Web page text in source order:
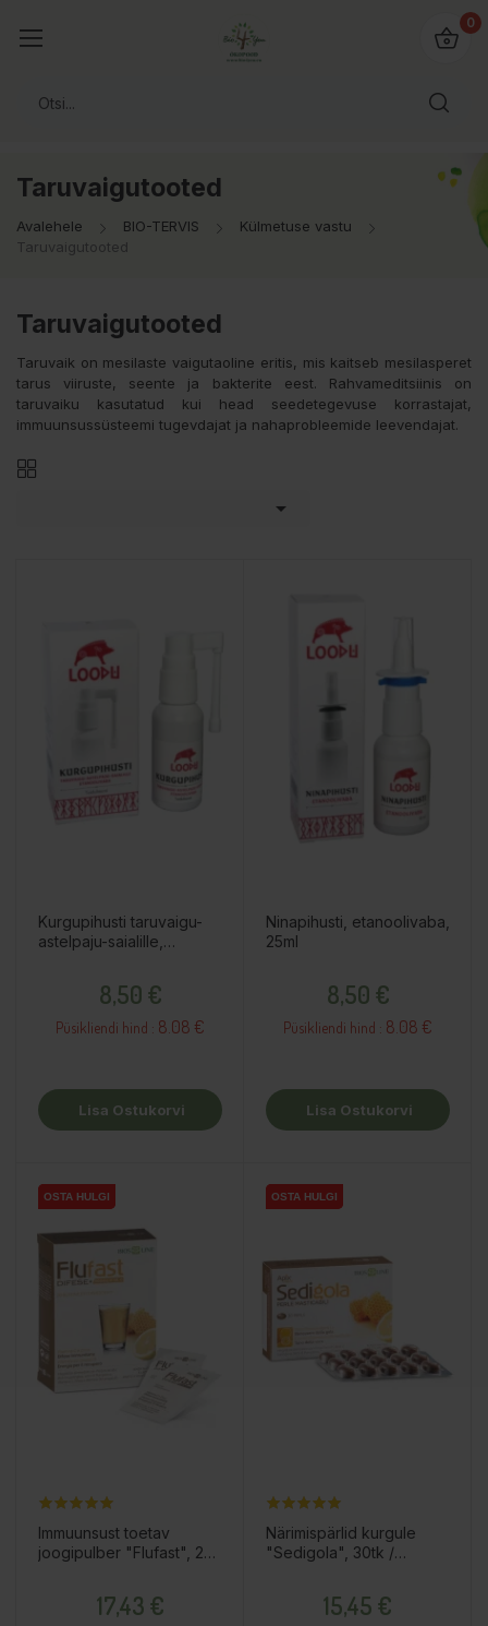
0
Taruvaigutooted
Avalehele BIO-TERVIS
Külmetuse vastu
Taruvaigutooted
Taruvaigutooted
Taruvaik on mesilaste vaigutaoline eritis, mis kaitseb mesilasperet
tarus viiruste, seente ja bakterite eest. Rahvameditsiinis on
taruvaiku kasutatud kui head seedetegevuse korrastajat,
immuunsussüsteemi tugevdajat ja nahaprobleemide leevendajat.

Kurgupihusti taruvaigu-
astelpaju-saialille,
8,50 €
Püsikliendi hind : 8.08 €
Lisa Ostukorvi
Ninapihusti, etanoolivaba,
25ml
8,50 €
Püsikliendi hind : 8.08 €
Lisa Ostukorvi
OSTA HULGI
OSTA HULGI
Immuunsust toetav
joogipulber "Flufast", 20
17,43 €
OSTA HULGI
OSTA HULGI
Närimispärlid kurgule
"Sedigola", 30tk /
15,45 €